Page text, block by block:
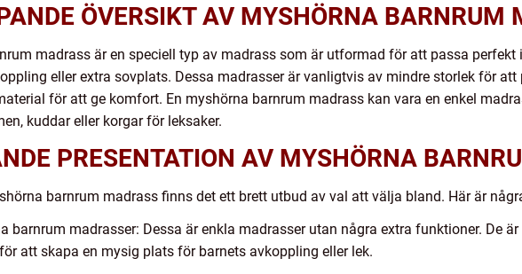
ÖVERSIKT AV MYSHÖRNA BARNRUM
madrass är en speciell typ av madrass som är utformad för att passa
eller extra sovplats. Dessa madrasser är vanligtvis av mindre storlek för
för att ge komfort. En myshörna barnrum madrass kan vara en enkel
kuddar eller korgar för leksaker.
PRESENTATION AV MYSHÖRNA
barnrum madrass finns det ett brett utbud av val att välja bland. Här är
barnrum madrasser: Dessa är enkla madrasser utan några extra funktioner. De
att skapa en mysig plats för barnets avkoppling eller lek.